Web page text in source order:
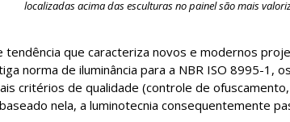
localizadas acima das esculturas no painel são mais
que caracteriza novos e modernos
norma de iluminância para a NBR ISO 8995-1,
critérios de qualidade (controle de
nela, a luminotecnia consequentemente